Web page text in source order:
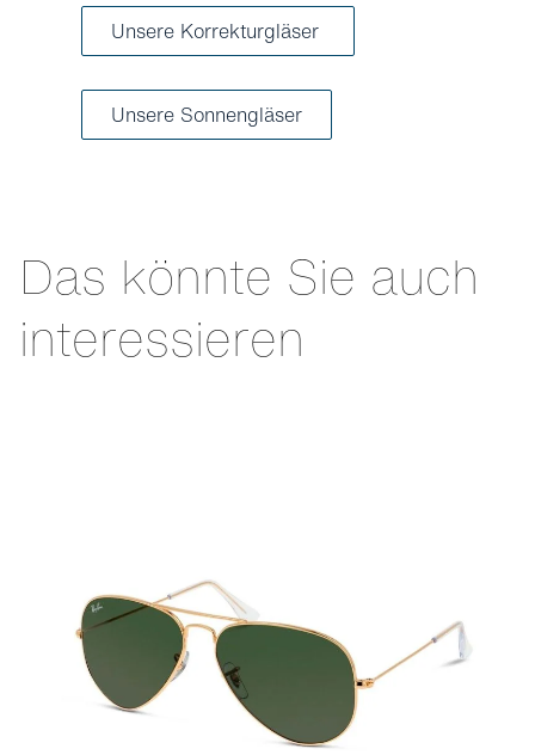
Unsere Korrekturgläser
Unsere Sonnengläser
Das könnte Sie auch
interessieren